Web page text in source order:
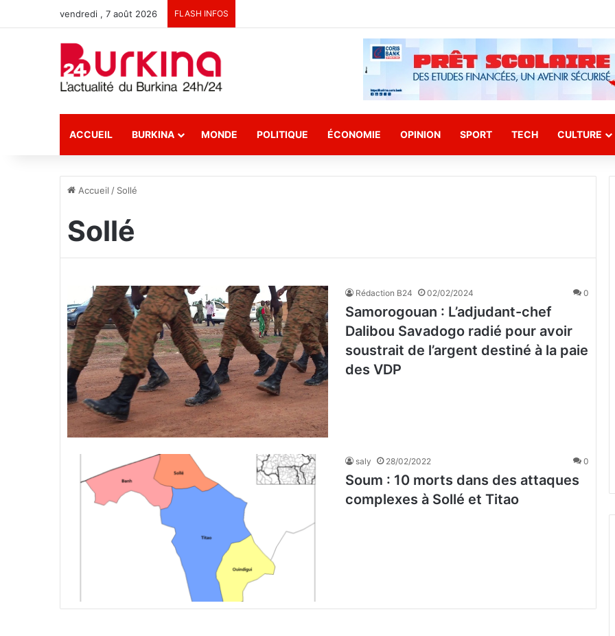
vendredi , 7 août 2026 FLASH INFOS
ACCUEIL BURKINA MONDE POLITIQUE ÉCONOMIE OPINION SPORT TECH CULTURE
Accueil / Sollé
Sollé
Rédaction B24 02/02/2024 0
Samorogouan : L’adjudant-chef
Dalibou Savadogo radié pour avoir
soustrait de l’argent destiné à la paie
des VDP
saly 28/02/2022 0
Soum : 10 morts dans des attaques
complexes à Sollé et Titao